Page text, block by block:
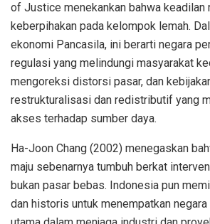
of Justice menekankan bahwa keadilan
keberpihakan pada kelompok lemah.
ekonomi Pancasila, ini berarti negara
regulasi yang melindungi masyarakat
mengoreksi distorsi pasar, dan
restrukturalisasi dan redistributif yang
akses terhadap sumber daya.
Ha-Joon Chang (2002) menegaskan
maju sebenarnya tumbuh berkat
bukan pasar bebas. Indonesia pun
dan historis untuk menempatkan